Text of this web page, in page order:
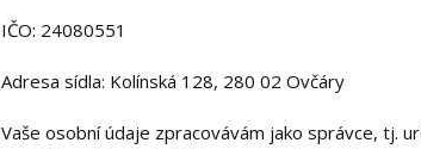
IČO: 24080551
Adresa sídla: Kolínská 128, 280 02 Ovčáry
Vaše osobní údaje zpracovávám jako správce, tj.